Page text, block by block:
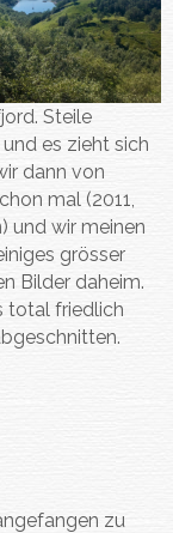
Steile
es zieht sich
dann von
mal (2011,
und wir meinen
grösser
Bilder daheim.
total friedlich
zu